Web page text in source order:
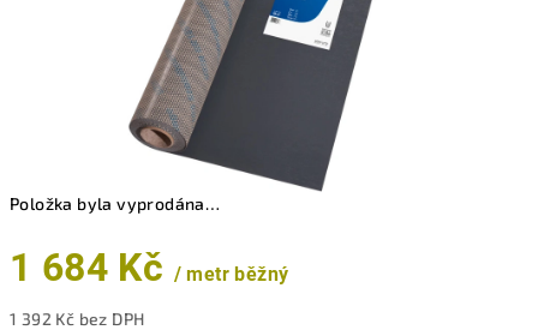
Položka byla vyprodána…
1 684 Kč / metr běžný
1 392 Kč bez DPH